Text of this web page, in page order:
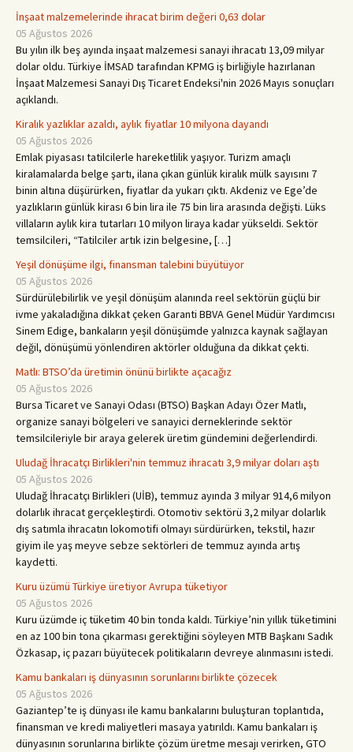
İnşaat malzemelerinde ihracat birim değeri 0,63 dolar
05 Ağustos 2026
Bu yılın ilk beş ayında inşaat malzemesi sanayi ihracatı 13,09 milyar
dolar oldu. Türkiye İMSAD tarafından KPMG iş birliğiyle hazırlanan
İnşaat Malzemesi Sanayi Dış Ticaret Endeksi'nin 2026 Mayıs sonuçları
açıklandı.
Kiralık yazlıklar azaldı, aylık fiyatlar 10 milyona dayandı
05 Ağustos 2026
Emlak piyasası tatilcilerle hareketlilik yaşıyor. Turizm amaçlı
kiralamalarda belge şartı, ilana çıkan günlük kiralık mülk sayısını 7
binin altına düşürürken, fiyatlar da yukarı çıktı. Akdeniz ve Ege’de
yazlıkların günlük kirası 6 bin lira ile 75 bin lira arasında değişti. Lüks
villaların aylık kira tutarları 10 milyon liraya kadar yükseldi. Sektör
temsilcileri, “Tatilciler artık izin belgesine, […]
Yeşil dönüşüme ilgi, finansman talebini büyütüyor
05 Ağustos 2026
Sürdürülebilirlik ve yeşil dönüşüm alanında reel sektörün güçlü bir
ivme yakaladığına dikkat çeken Garanti BBVA Genel Müdür Yardımcısı
Sinem Edige, bankaların yeşil dönüşümde yalnızca kaynak sağlayan
değil, dönüşümü yönlendiren aktörler olduğuna da dikkat çekti.
Matlı: BTSO’da üretimin önünü birlikte açacağız
05 Ağustos 2026
Bursa Ticaret ve Sanayi Oda­sı (BTSO) Başkan Adayı Özer Matlı,
organize sanayi böl­geleri ve sanayici derneklerinde sektör
temsilcileriyle bir araya gelerek üretim gündemini de­ğerlendirdi.
Uludağ İhracatçı Birlikleri'nin temmuz ihracatı 3,9 milyar doları aştı
05 Ağustos 2026
Uludağ İhracatçı Birlikle­ri (UİB), temmuz ayında 3 milyar 914,6 milyon
dolarlık ih­racat gerçekleştirdi. Otomotiv sektörü 3,2 milyar dolarlık
dış satımla ihracatın lokomotifi ol­mayı sürdürürken, tekstil, hazır
giyim ile yaş meyve sebze sek­törleri de temmuz ayında artış
kaydetti.
Kuru üzümü Türkiye üretiyor Avrupa tüketiyor
05 Ağustos 2026
Kuru üzümde iç tüketim 40 bin tonda kaldı. Türkiye’nin yıllık tüketimini
en az 100 bin tona çıkarması gerektiğini söyleyen MTB Başkanı Sadık
Özkasap, iç pazarı büyütecek politikaların devreye alınmasını istedi.
Kamu bankaları iş dünyasının sorunlarını birlikte çözecek
05 Ağustos 2026
Gaziantep’te iş dünyası ile kamu bankalarını buluşturan toplantıda,
finansman ve kredi maliyetleri masaya yatırıldı. Kamu bankaları iş
dünyasının sorunlarına birlikte çözüm üretme mesajı verirken, GTO